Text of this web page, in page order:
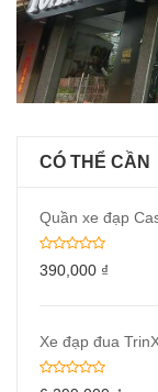
CÓ THỂ CẦN
Quần xe đạp
390,000 ₫
Xe đạp đua